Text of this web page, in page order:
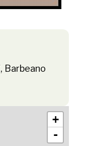
Barbeano
+
-